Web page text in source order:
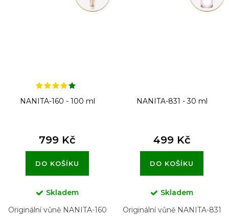
NANITA-160 - 100 ml
799 Kč
DO KOŠÍKU
Skladem
Originální vůně NANITA-160
NANITA-831 - 30 ml
499 Kč
DO KOŠÍKU
Skladem
Originální vůně NANITA-831